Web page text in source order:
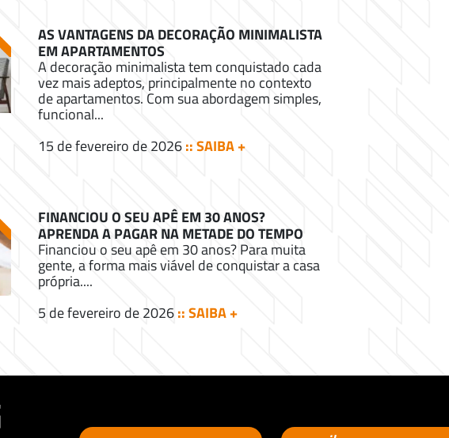
AS VANTAGENS DA DECORAÇÃO MINIMALISTA
EM APARTAMENTOS
A decoração minimalista tem conquistado cada
vez mais adeptos, principalmente no contexto
de apartamentos. Com sua abordagem simples,
funcional...
15 de fevereiro de 2026:: SAIBA +
FINANCIOU O SEU APÊ EM 30 ANOS?
APRENDA A PAGAR NA METADE DO TEMPO
Financiou o seu apê em 30 anos? Para muita
gente, a forma mais viável de conquistar a casa
própria....
5 de fevereiro de 2026:: SAIBA +